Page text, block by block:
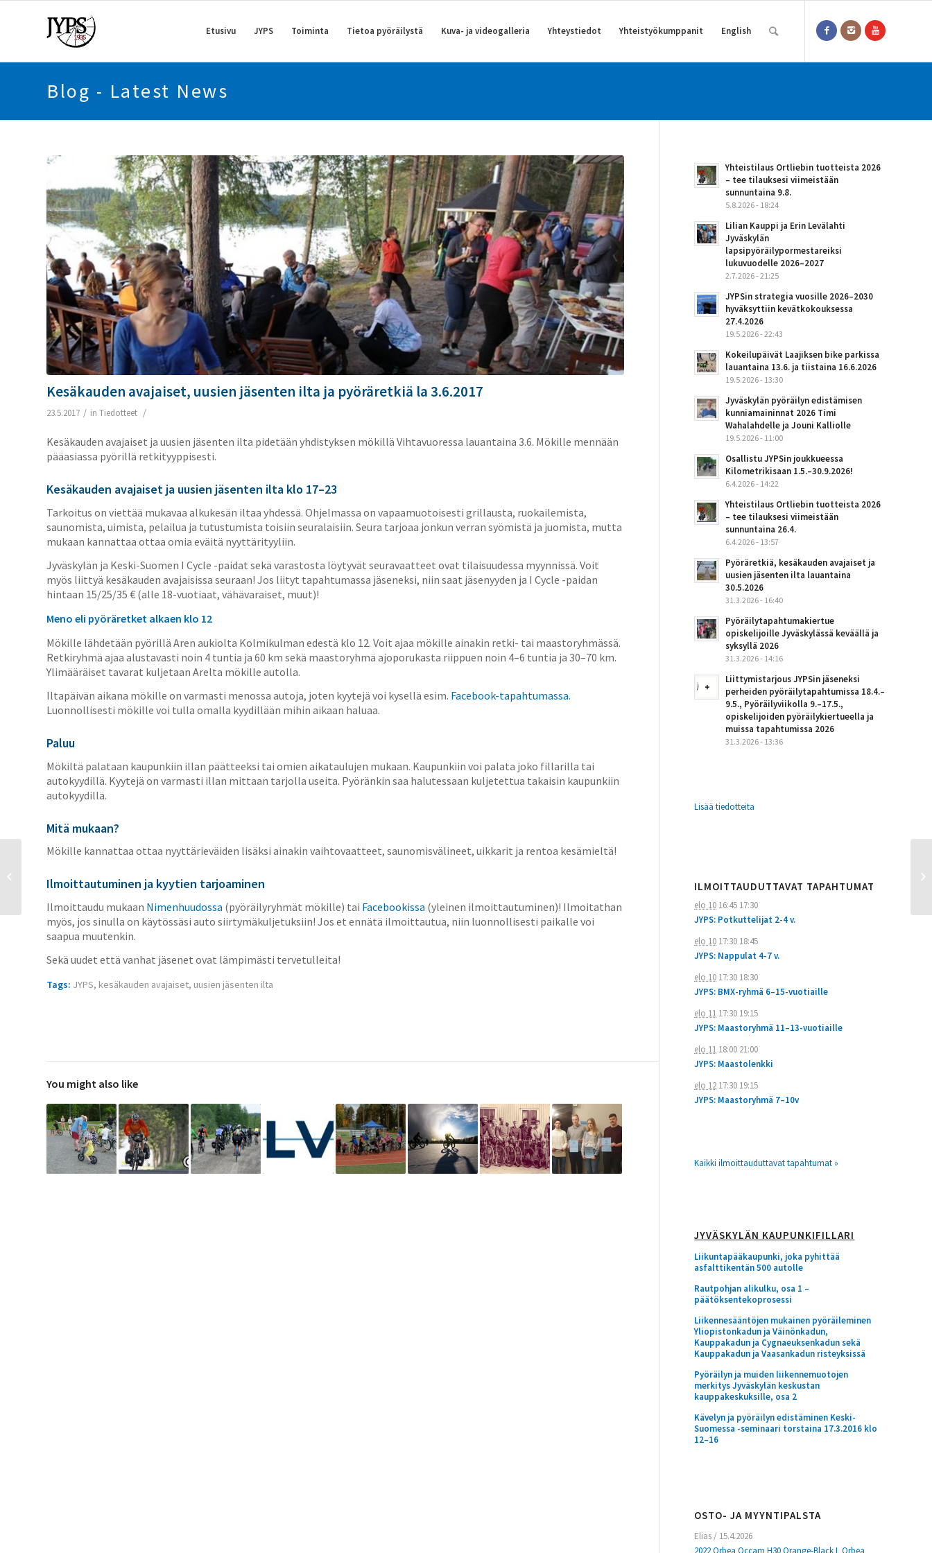
Etusivu JYPS Toiminta Tietoa pyöräilystä Kuva- ja videogalleria Yhteystiedot Yhteistyökumppanit English
Blog - Latest News
Kesäkauden avajaiset, uusien jäsenten ilta ja pyöräretkiä la 3.6.2017
23.5.2017 / in Tiedotteet /
Kesäkauden avajaiset ja uusien jäsenten ilta pidetään yhdistyksen mökillä Vihtavuoressa lauantaina 3.6. Mökille mennään
pääasiassa pyörillä retkityyppisesti.
Kesäkauden avajaiset ja uusien jäsenten ilta klo 17–23
Tarkoitus on viettää mukavaa alkukesän iltaa yhdessä. Ohjelmassa on vapaamuotoisesti grillausta, ruokailemista,
saunomista, uimista, pelailua ja tutustumista toisiin seuralaisiin. Seura tarjoaa jonkun verran syömistä ja juomista, mutta
mukaan kannattaa ottaa omia eväitä nyyttärityyliin.
Jyväskylän ja Keski-Suomen I Cycle -paidat sekä varastosta löytyvät seuravaatteet ovat tilaisuudessa myynnissä. Voit
myös liittyä kesäkauden avajaisissa seuraan! Jos liityt tapahtumassa jäseneksi, niin saat jäsenyyden ja I Cycle -paidan
hintaan 15/25/35 € (alle 18-vuotiaat, vähävaraiset, muut)!
Meno eli pyöräretket alkaen klo 12
Mökille lähdetään pyörillä Aren aukiolta Kolmikulman edestä klo 12. Voit ajaa mökille ainakin retki- tai maastoryhmässä.
Retkiryhmä ajaa alustavasti noin 4 tuntia ja 60 km sekä maastoryhmä ajoporukasta riippuen noin 4–6 tuntia ja 30–70 km.
Ylimääräiset tavarat kuljetaan Arelta mökille autolla.
Iltapäivän aikana mökille on varmasti menossa autoja, joten kyytejä voi kysellä esim. Facebook-tapahtumassa.
Luonnollisesti mökille voi tulla omalla kyydillään mihin aikaan haluaa.
Paluu
Mökiltä palataan kaupunkiin illan päätteeksi tai omien aikataulujen mukaan. Kaupunkiin voi palata joko fillarilla tai
autokyydillä. Kyytejä on varmasti illan mittaan tarjolla useita. Pyöränkin saa halutessaan kuljetettua takaisin kaupunkiin
autokyydillä.
Mitä mukaan?
Mökille kannattaa ottaa nyyttärieväiden lisäksi ainakin vaihtovaatteet, saunomisvälineet, uikkarit ja rentoa kesämieltä!
Ilmoittautuminen ja kyytien tarjoaminen
Ilmoittaudu mukaan Nimenhuudossa (pyöräilyryhmät mökille) tai Facebookissa (yleinen ilmoittautuminen)! Ilmoitathan
myös, jos sinulla on käytössäsi auto siirtymäkuljetuksiin! Jos et ennätä ilmoittautua, niin luonnollisesti paikalle voi
saapua muutenkin.
Sekä uudet että vanhat jäsenet ovat lämpimästi tervetulleita!
Tags: JYPS, kesäkauden avajaiset, uusien jäsenten ilta
You might also like
Yhteistilaus Ortliebin tuotteista 2026
– tee tilauksesi viimeistään
sunnuntaina 9.8.
5.8.2026 - 18:24
Lilian Kauppi ja Erin Levälahti
Jyväskylän
lapsipyöräilypormestareiksi
lukuvuodelle 2026–2027
2.7.2026 - 21:25
JYPSin strategia vuosille 2026–2030
hyväksyttiin kevätkokouksessa
27.4.2026
19.5.2026 - 22:43
Kokeilupäivät Laajiksen bike parkissa
lauantaina 13.6. ja tiistaina 16.6.2026
19.5.2026 - 13:30
Jyväskylän pyöräilyn edistämisen
kunniamaininnat 2026 Timi
Wahalahdelle ja Jouni Kalliolle
19.5.2026 - 11:00
Osallistu JYPSin joukkueessa
Kilometrikisaan 1.5.–30.9.2026!
6.4.2026 - 14:22
Yhteistilaus Ortliebin tuotteista 2026
– tee tilauksesi viimeistään
sunnuntaina 26.4.
6.4.2026 - 13:57
Pyöräretkiä, kesäkauden avajaiset ja
uusien jäsenten ilta lauantaina
30.5.2026
31.3.2026 - 16:40
Pyöräilytapahtumakiertue
opiskelijoille Jyväskylässä keväällä ja
syksyllä 2026
31.3.2026 - 14:16
Liittymistarjous JYPSin jäseneksi
perheiden pyöräilytapahtumissa 18.4.–
9.5., Pyöräilyviikolla 9.–17.5.,
opiskelijoiden pyöräilykiertueella ja
muissa tapahtumissa 2026
31.3.2026 - 13:36
Lisää tiedotteita
ILMOITTAUDUTTAVAT TAPAHTUMAT
elo 10 16:45 17:30
JYPS: Potkuttelijat 2-4 v.
elo 10 17:30 18:45
JYPS: Nappulat 4-7 v.
elo 10 17:30 18:30
JYPS: BMX-ryhmä 6–15-vuotiaille
elo 11 17:30 19:15
JYPS: Maastoryhmä 11–13-vuotiaille
elo 11 18:00 21:00
JYPS: Maastolenkki
elo 12 17:30 19:15
JYPS: Maastoryhmä 7–10v
Kaikki ilmoittauduttavat tapahtumat »
JYVÄSKYLÄN KAUPUNKIFILLARI
Liikuntapääkaupunki, joka pyhittää
asfalttikentän 500 autolle
Rautpohjan alikulku, osa 1 –
päätöksentekoprosessi
Liikennesääntöjen mukainen pyöräileminen
Yliopistonkadun ja Väinönkadun,
Kauppakadun ja Cygnaeuksenkadun sekä
Kauppakadun ja Vaasankadun risteyksissä
Pyöräilyn ja muiden liikennemuotojen
merkitys Jyväskylän keskustan
kauppakeskuksille, osa 2
Kävelyn ja pyöräilyn edistäminen Keski-
Suomessa -seminaari torstaina 17.3.2016 klo
12–16
OSTO- JA MYYNTIPALSTA
Elias / 15.4.2026
2022 Orbea Occam H30 Orange-Black L Orbea
kaupunki käynnistävät
Kyllä pyörille -kampanjan